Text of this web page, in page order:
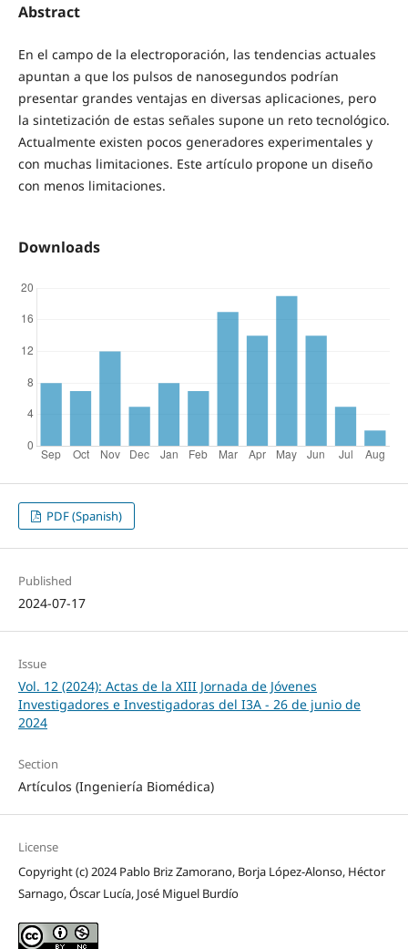
Abstract
En el campo de la electroporación, las tendencias actuales
apuntan a que los pulsos de nanosegundos podrían
presentar grandes ventajas en diversas aplicaciones, pero
la sintetización de estas señales supone un reto tecnológico.
Actualmente existen pocos generadores experimentales y
con muchas limitaciones. Este artículo propone un diseño
con menos limitaciones.
Downloads
PDF (Spanish)
Published
2024-07-17
Issue
Vol. 12 (2024): Actas de la XIII Jornada de Jóvenes
Investigadores e Investigadoras del I3A - 26 de junio de
2024
Section
Artículos (Ingeniería Biomédica)
License
Copyright (c) 2024 Pablo Briz Zamorano, Borja López-Alonso, Héctor
Sarnago, Óscar Lucía, José Miguel Burdío